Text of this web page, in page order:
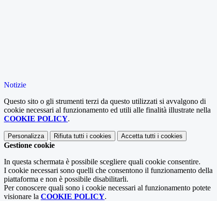
Notizie
Questo sito o gli strumenti terzi da questo utilizzati si avvalgono di
cookie necessari al funzionamento ed utili alle finalità illustrate nella
COOKIE POLICY.
Personalizza Rifiuta tutti i cookies Accetta tutti i cookies
Gestione cookie
In questa schermata è possibile scegliere quali cookie consentire.
I cookie necessari sono quelli che consentono il funzionamento della
piattaforma e non è possibile disabilitarli.
Per conoscere quali sono i cookie necessari al funzionamento potete
visionare la COOKIE POLICY.